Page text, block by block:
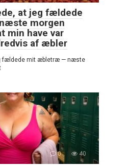
at jeg fældede
morgen
min have var
af æbler
fældede mit æbletræ — næste
0 40